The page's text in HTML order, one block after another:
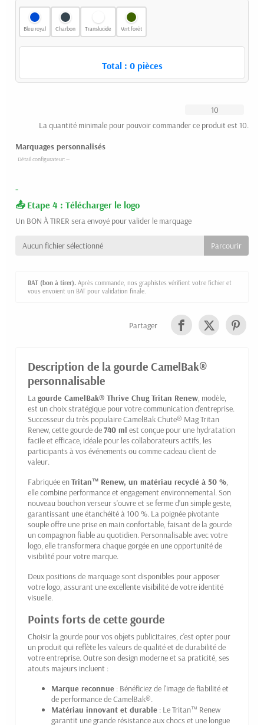
Bleu royal Charbon Translucide Vert forêt
Total : 0pièces
La quantité minimale pour pouvoir commander ce produit est 10.
Marquages personnalisés
-
Etape 4 : Télécharger le logo
Un BON À TIRER sera envoyé pour valider le marquage
Aucun fichier sélectionné
BAT (bon à tirer). Après commande, nos graphistes vérifient votre fichier et
vous envoient un BAT pour validation finale.
Partager
Description de la gourde CamelBak®
personnalisable
Lagourde CamelBak® Thrive Chug Tritan Renew, modèle,
est un choix stratégique pour votre communication d'entreprise.
Successeur du très populaire CamelBak Chute® Mag Tritan
Renew, cette gourde de740 ml est conçue pour une hydratation
facile et efficace, idéale pour les collaborateurs actifs, les
participants à vos événements ou comme cadeau client de
valeur.
Fabriquée enTritan™ Renew, un matériau recyclé à 50 %,
elle combine performance et engagement environnemental. Son
nouveau bouchon verseur s’ouvre et se ferme d’un simple geste,
garantissant une étanchéité à 100 %. La poignée pivotante
souple offre une prise en main confortable, faisant de la gourde
un compagnon fiable au quotidien. Personnalisable avec votre
logo, elle transformera chaque gorgée en une opportunité de
visibilité pour votre marque.
Deux positions de marquage sont disponibles pour apposer
votre logo, assurant une excellente visibilité de votre identité
visuelle.
Points forts de cette gourde
Choisir la gourde pour vos objets publicitaires, c'est opter pour
un produit qui reflète les valeurs de qualité et de durabilité de
votre entreprise. Outre son design moderne et sa praticité, ses
atouts majeurs incluent :
Marque reconnue : Bénéficiez de l'image de fiabilité et
de performance de CamelBak®.
Matériau innovant et durable : Le Tritan™ Renew
garantit une grande résistance aux chocs et une longue